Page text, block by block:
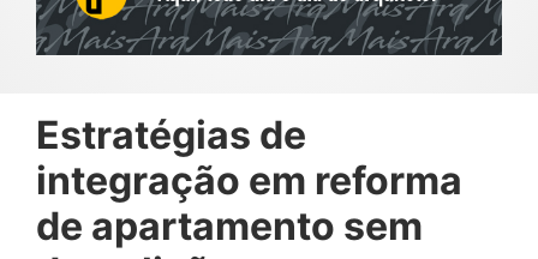
Estratégias de
integração em reforma
de apartamento sem